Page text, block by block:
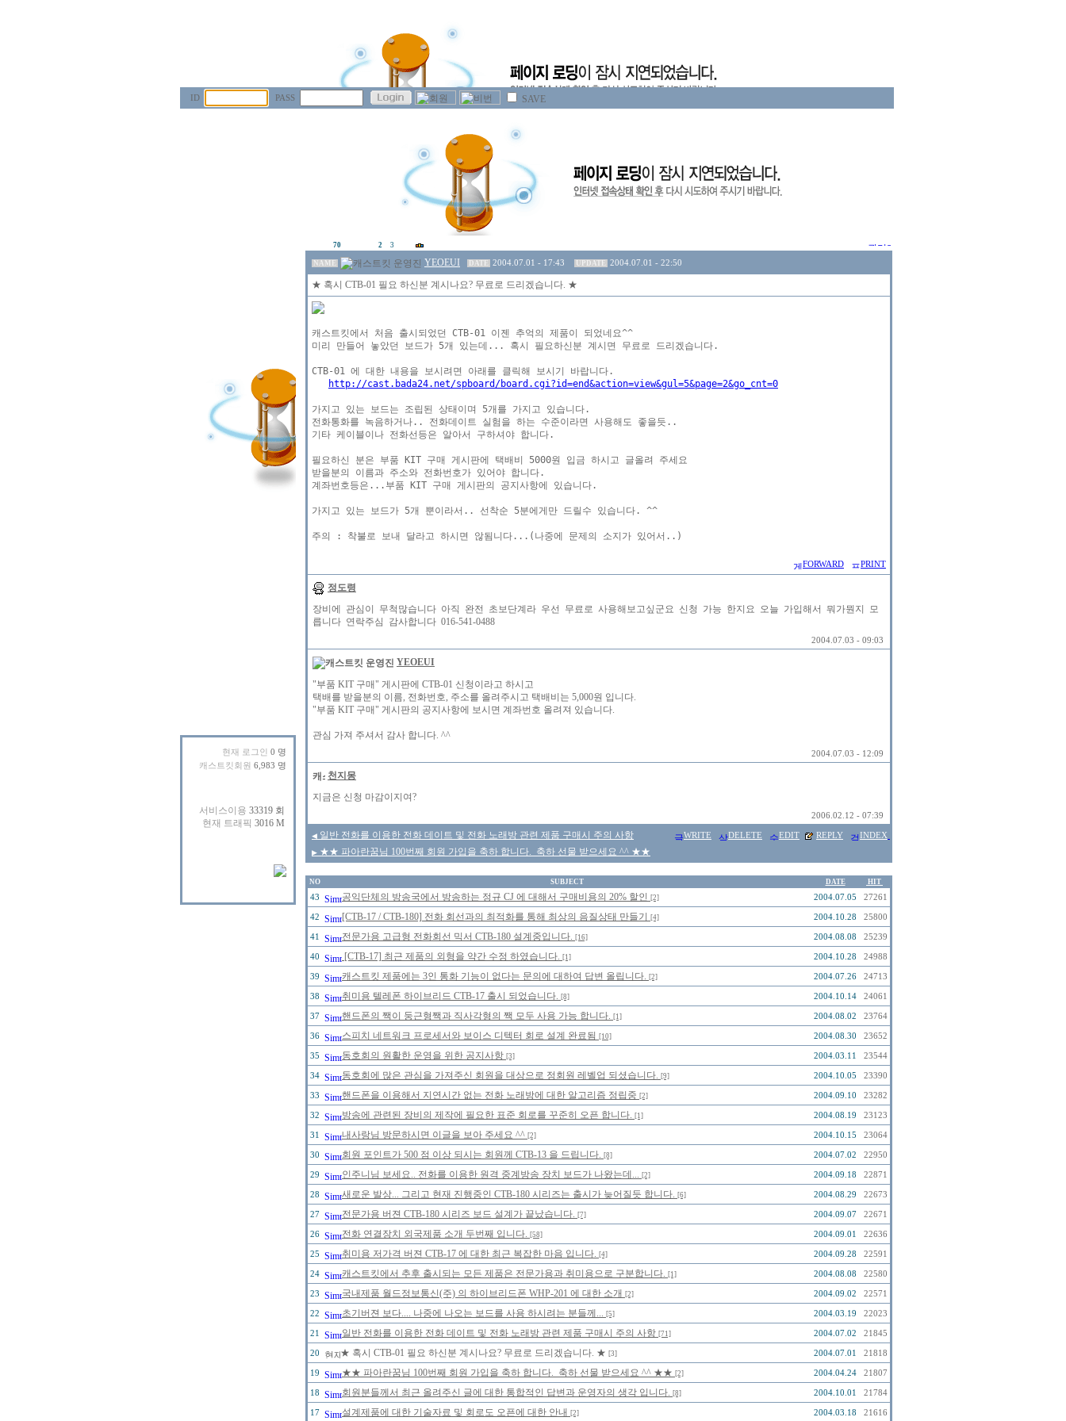
ID PASS SAVE
현재 로그인 0 명
캐스트킷회원 6,983 명
70 2 3
NAME YEOEUI DATE 2004.07.01 - 17:43 UPDATE 2004.07.01 - 22:50
★ 혹시 CTB-01 필요 하신분 계시나요? 무료로 드리겠습니다. ★
캐스트킷에서 처음 출시되었던 CTB-01 이젠 추억의 제품이 되었네요^^
미리 만들어 놓았던 보드가 5개 있는데... 혹시 필요하신분 계시면 무료로 드리겠습니다.
http://cast.bada24.net/spboard/board.cgi?id=end&action=view&gul=5&page=2&go_cnt=0
가지고 있는 보드는 조립된 상태이며 5개를 가지고 있습니다.
전화통화를 녹음하거나.. 전화데이트 실험을 하는 수준이라면 사용해도 좋을듯..
기타 케이블이나 전화선등은 알아서 구하셔야 합니다.
필요하신 분은 부품 KIT 구매 게시판에 택배비 5000원 입금 하시고 글올려 주세요
받을분의 이름과 주소와 전화번호가 있어야 합니다.
계좌번호등은...부품 KIT 구매 게시판의 공지사항에 있습니다.
가지고 있는 보드가 5개 뿐이라서.. 선착순 5분에게만 드릴수 있습니다. ^^
FORWARD PRINT
정도령
장비에 관심이 무척많습니다 아직 완전 초보단계라 우선 무료로 사용해보고싶군요 신청 가능 한지요 오늘 가입해서 뭐가뭔지 모
릅니다 연락주심 감사합니다 016-541-0488
2004.07.03 - 09:03
YEOEUI
"부품 KIT 구매" 게시판에 CTB-01 신청이라고 하시고
택배를 받을분의 이름, 전화번호, 주소를 올려주시고 택배비는 5,000원 입니다.
"부품 KIT 구매" 게시판의 공지사항에 보시면 계좌번호 올려져 있습니다.
관심 가져 주셔서 감사 합니다. ^^
2004.07.03 - 12:09
천지몽
지금은 신청 마감이지여?
2006.02.12 - 07:39
◀ 일반 전화를 이용한 전화 데이트 및 전화 노래방 관련 제품 구매시 주의 사항
▶ ★★ 파아란꿈님 100번째 회원 가입을 축하 합니다. 축하 선물 받으세요 ^^ ★★
WRITE DELETE EDIT REPLY INDEX
NO SUBJECT DATE HIT
43 공익단체의 방송국에서 방송하는 정규 CJ 에 대해서 구매비용의 20% 할인 [2] 2004.07.05 27261
42 [CTB-17 / CTB-180] 전화 회선과의 최적화를 통해 최상의 음질상태 만들기 [4] 2004.10.28 25800
41 전문가용 고급형 전화회선 믹서 CTB-180 설계중입니다. [16] 2004.08.08 25239
40 [CTB-17] 최근 제품의 외형을 약간 수정 하였습니다. [1] 2004.10.28 24988
39 캐스트킷 제품에는 3인 통화 기능이 없다는 문의에 대하여 답변 올립니다. [2] 2004.07.26 24713
38 취미용 텔레폰 하이브리드 CTB-17 출시 되었습니다. [8] 2004.10.14 24061
37 핸드폰의 짹이 둥근형짹과 직사각형의 짹 모두 사용 가능 합니다. [1] 2004.08.02 23764
36 스피치 네트워크 프로세서와 보이스 디텍터 회로 설계 완료됨 [10] 2004.08.30 23652
35 동호회의 원활한 운영을 위한 공지사항 [3] 2004.03.11 23544
34 동호회에 많은 관심을 가져주신 회원을 대상으로 정회원 레벨업 되셨습니다. [9] 2004.10.05 23390
33 핸드폰을 이용해서 지연시간 없는 전화 노래방에 대한 알고리즘 정립중 [2] 2004.09.10 23282
32 방송에 관련된 장비의 제작에 필요한 표준 회로를 꾸준히 오픈 합니다. [1] 2004.08.19 23123
31 내사랑님 방문하시면 이글을 보아 주세요 ^^ [2] 2004.10.15 23064
30 회원 포인트가 500 점 이상 되시는 회원께 CTB-13 을 드립니다. [8] 2004.07.02 22950
29 인주니님 보세요.. 전화를 이용한 원격 중계방송 장치 보드가 나왔는데... [2] 2004.09.18 22871
28 새로운 발상... 그리고 현재 진행중인 CTB-180 시리즈는 출시가 늦어질듯 합니다. [6] 2004.08.29 22673
27 전문가용 버젼 CTB-180 시리즈 보드 설계가 끝났습니다. [7] 2004.09.07 22671
26 전화 연결장치 외국제품 소개 두번째 입니다. [58] 2004.09.01 22636
25 취미용 저가격 버젼 CTB-17 에 대한 최근 복잡한 마음 입니다. [4] 2004.09.28 22591
24 캐스트킷에서 추후 출시되는 모든 제품은 전문가용과 취미용으로 구분합니다. [1] 2004.08.08 22580
23 국내제품 월드정보통신(주) 의 하이브리드폰 WHP-201 에 대한 소개 [2] 2004.09.02 22571
22 초기버젼 보다.... 나중에 나오는 보드를 사용 하시려는 분들께... [5] 2004.03.19 22023
21 일반 전화를 이용한 전화 데이트 및 전화 노래방 관련 제품 구매시 주의 사항 [71] 2004.07.02 21845
20 ★ 혹시 CTB-01 필요 하신분 계시나요? 무료로 드리겠습니다. ★ [3] 2004.07.01 21818
19 ★★ 파아란꿈님 100번째 회원 가입을 축하 합니다. 축하 선물 받으세요 ^^ ★★ [2] 2004.04.24 21807
18 회원분들께서 최근 올려주신 글에 대한 통합적인 답변과 운영자의 생각 입니다. [8] 2004.10.01 21784
17 설계제품에 대한 기술자료 및 회로도 오픈에 대한 안내 [2] 2004.03.18 21616